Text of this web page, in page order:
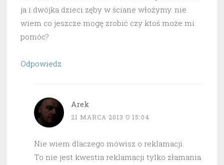
ja i dwójka dzieci zęby w ściane włożymy. nie
wiem co jeszcze mogę zrobić czy ktoś może mi
pomóc?
Odpowiedz
Arek
21 MARCA 2013 O 15:04
Nie wiem dlaczego mówisz o reklamacji.
To nie jest kwestia reklamacji tylko złamania